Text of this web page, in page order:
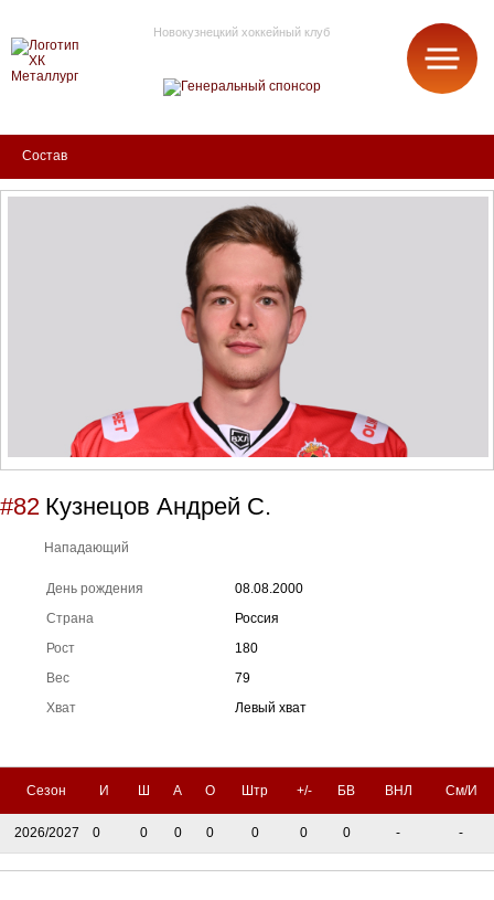
Новокузнецкий хоккейный клуб
Состав
#82 Кузнецов Андрей С.
Нападающий
День рождения
Страна
Рост
Вес
Хват
08.08.2000
Россия
180
79
Левый хват
Сезон И Ш А О Штр +/- БВ ВНЛ См/И
2026/2027 0 0 0 0 0 0 0 - -